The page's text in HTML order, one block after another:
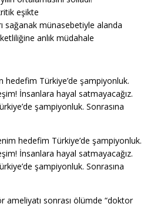
eşikte
sağanak münasebetiyle alanda
anlık müdahale
hedefim Türkiye’de şampiyonluk.
İnsanlara hayal satmayacağız.
şampiyonluk. Sonrasına
hedefim Türkiye’de şampiyonluk.
İnsanlara hayal satmayacağız.
şampiyonluk. Sonrasına
ameliyatı sonrası ölümde “doktor